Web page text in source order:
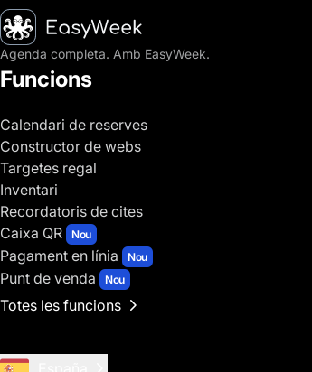
Inici
Agenda completa. Amb EasyWeek.
Funcions
Calendari de reserves
Constructor de webs
Targetes regal
Inventari
Recordatoris de cites
Caixa QR
Nou
Pagament en línia Nou
Punt de venda Nou
Totes les funcions